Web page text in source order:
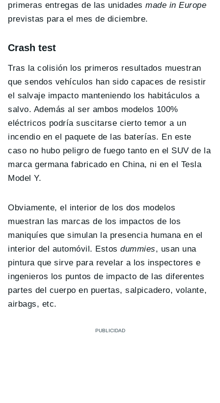
primeras entregas de las unidades made in Europe
previstas para el mes de diciembre.
Crash test
Tras la colisión los primeros resultados muestran
que sendos vehículos han sido capaces de resistir
el salvaje impacto manteniendo los habitáculos a
salvo. Además al ser ambos modelos 100%
eléctricos podría suscitarse cierto temor a un
incendio en el paquete de las baterías. En este
caso no hubo peligro de fuego tanto en el SUV de la
marca germana fabricado en China, ni en el Tesla
Model Y.
Obviamente, el interior de los dos modelos
muestran las marcas de los impactos de los
maniquíes que simulan la presencia humana en el
interior del automóvil. Estosdummies, usan una
pintura que sirve para revelar a los inspectores e
ingenieros los puntos de impacto de las diferentes
partes del cuerpo en puertas, salpicadero, volante,
airbags, etc.